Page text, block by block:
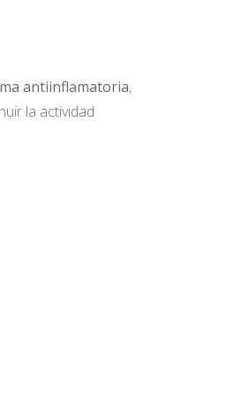
antiinflamatoria,
la actividad